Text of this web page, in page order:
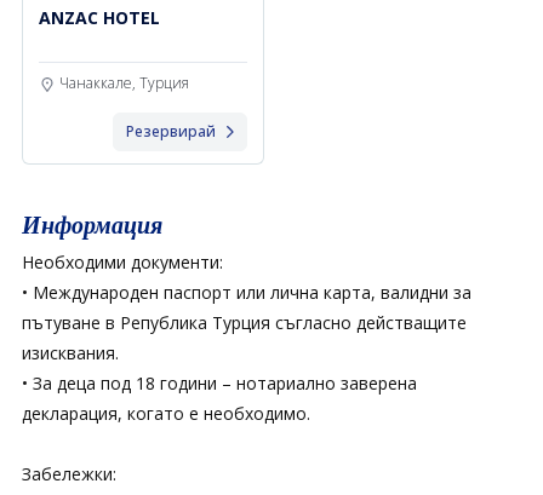
ANZAC HOTEL
Чанаккале, Турция
Резервирай
Информация
Необходими документи:
• Международен паспорт или лична карта, валидни за
пътуване в Република Турция съгласно действащите
изисквания.
• За деца под 18 години – нотариално заверена
декларация, когато е необходимо.
Забележки: